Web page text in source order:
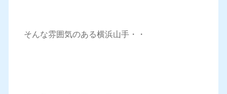
そんな雰囲気のある横浜山手・・